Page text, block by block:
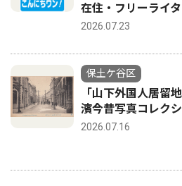
在住・フリーライタ
2026.07.23
保土ケ谷区
「山下外国人居
濱今昔写真コレク
2026.07.16